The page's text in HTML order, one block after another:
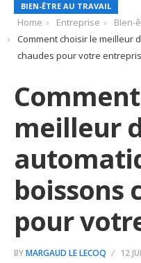
BIEN-ÊTRE AU TRAVAIL
Home Entreprise
BIen-
Comment choisir le meilleur
chaudes pour votre
meilleur
boissons
pour
BYMARGAUD LE LECOQ 12